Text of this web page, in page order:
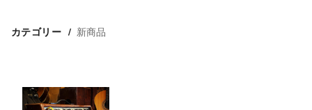
カテゴリー 新商品